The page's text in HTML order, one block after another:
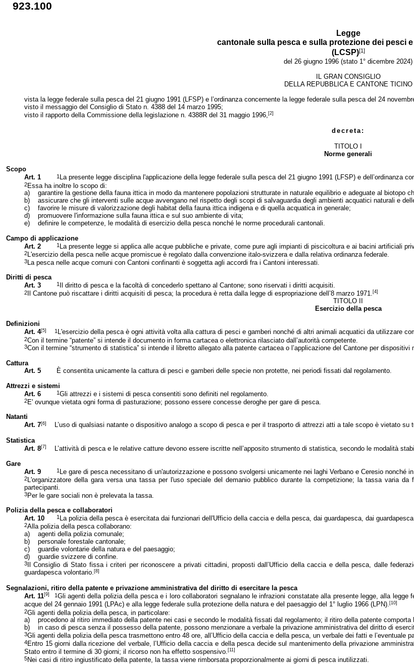
923.100
Legge
cantonale sulla pesca e sulla protezione dei pesci
(LCSP)[1]
del 26 giugno 1996 (stato 1° dicembre 2024)
IL GRAN CONSIGLIO
DELLA REPUBBLICA E CANTONE TICINO
vista la legge federale sulla pesca del 21 giugno 1991 (LFSP) e l’ordinanza concernente la legge federale sulla pesca del 24
visto il messaggio del Consiglio di Stato n. 4388 del 14 marzo 1995;
visto il rapporto della Commissione della legislazione n. 4388R del 31 maggio 1996, [2]
decreta:
TITOLO I
Norme generali
Scopo
Art. 1
1 La presente legge disciplina l'applicazione della legge federale sulla pesca del 21 giugno 1991 (LFSP) e dell’ordinanza
2Essa ha inoltre lo scopo di:
a)
garantire la gestione della fauna ittica in modo da mantenere popolazioni strutturate in naturale equilibrio e adeguate al biotopo
b)
assicurare che gli interventi sulle acque avvengano nel rispetto degli scopi di salvaguardia degli ambienti acquatici naturali e
c)
favorire le misure di valorizzazione degli habitat della fauna ittica indigena e di quella acquatica in generale;
d)
promuovere l'informazione sulla fauna ittica e sul suo ambiente di vita;
e)
definire le competenze, le modalità di esercizio della pesca nonché le norme procedurali cantonali.
Campo di applicazione
Art. 2
1 La presente legge si applica alle acque pubbliche e private, come pure agli impianti di piscicoltura e ai bacini artificiali
2L'esercizio della pesca nelle acque promiscue è regolato dalla convenzione italo-svizzera e dalla relativa ordinanza federale.
3La pesca nelle acque comuni con Cantoni confinanti è soggetta agli accordi fra i Cantoni interessati.
Diritti di pesca
Art. 3
1 Il diritto di pesca e la facoltà di concederlo spettano al Cantone; sono riservati i diritti acquisiti.
2 Il Cantone può riscattare i diritti acquisiti di pesca; la procedura è retta dalla legge di espropriazione dell’8 marzo 1971. [4]
TITOLO II
Esercizio della pesca
Definizioni
Art. 4[5] 1 L'esercizio della pesca è ogni attività volta alla cattura di pesci e gamberi nonché di altri animali acquatici da utilizzare
2Con il termine “patente” si intende il documento in forma cartacea o elettronica rilasciato dall’autorità competente.
3Con il termine “strumento di statistica” si intende il libretto allegato alla patente cartacea o l’applicazione del Cantone per dispositivi
Cattura
Art. 5
È consentita unicamente la cattura di pesci e gamberi delle specie non protette, nei periodi fissati dal regolamento.
Attrezzi e sistemi
Art. 6
1Gli attrezzi e i sistemi di pesca consentiti sono definiti nel regolamento.
2E' ovunque vietata ogni forma di pasturazione; possono essere concesse deroghe per gare di pesca.
Natanti
Art. 7[6]
L’uso di qualsiasi natante o dispositivo analogo a scopo di pesca e per il trasporto di attrezzi atti a tale scopo è vietato
Statistica
Art. 8[7]
L’attività di pesca e le relative catture devono essere iscritte nell’apposito strumento di statistica, secondo le modalità
Gare
Art. 9
1 Le gare di pesca necessitano di un'autorizzazione e possono svolgersi unicamente nei laghi Verbano e Ceresio nonché
2L'organizzatore della gara versa una tassa per l'uso speciale del demanio pubblico durante la competizione; la tassa varia
partecipanti.
3Per le gare sociali non è prelevata la tassa.
Polizia della pesca e collaboratori
Art. 10
1 La polizia della pesca è esercitata dai funzionari dell'Ufficio della caccia e della pesca, dai guardapesca, dai
2Alla polizia della pesca collaborano:
a)
agenti della polizia comunale;
b)
personale forestale cantonale;
c)
guardie volontarie della natura e del paesaggio;
d)
guardie svizzere di confine.
3Il Consiglio di Stato fissa i criteri per riconoscere a privati cittadini, proposti dall’Ufficio della caccia e della pesca, dalle
guardapesca volontario.[8]
Segnalazioni, ritiro della patente e privazione amministrativa del diritto di esercitare la pesca
Art. 11[9] 1Gli agenti della polizia della pesca e i loro collaboratori segnalano le infrazioni constatate alla presente legge, alla
acque del 24 gennaio 1991 (LPAc) e alla legge federale sulla protezione della natura e del paesaggio del 1° luglio 1966 (LPN).[10]
2Gli agenti della polizia della pesca, in particolare:
a)
procedono al ritiro immediato della patente nei casi e secondo le modalità fissati dal regolamento; il ritiro della patente
b)
in caso di pesca senza il possesso della patente, possono menzionare a verbale la privazione amministrativa del diritto di
3Gli agenti della polizia della pesca trasmettono entro 48 ore, all’Ufficio della caccia e della pesca, un verbale dei fatti e l’eventuale
4Entro 15 giorni dalla ricezione del verbale, l’Ufficio della caccia e della pesca decide sul mantenimento della privazione
Stato entro il termine di 30 giorni; il ricorso non ha effetto sospensivo. [11]
5Nei casi di ritiro ingiustificato della patente, la tassa viene rimborsata proporzionalmente ai giorni di pesca inutilizzati.